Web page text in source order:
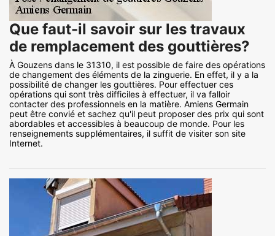
Que faut-il savoir sur les travaux
de remplacement des gouttières?
À Gouzens dans le 31310, il est possible de faire des opérations
de changement des éléments de la zinguerie. En effet, il y a la
possibilité de changer les gouttières. Pour effectuer ces
opérations qui sont très difficiles à effectuer, il va falloir
contacter des professionnels en la matière. Amiens Germain
peut être convié et sachez qu'il peut proposer des prix qui sont
abordables et accessibles à beaucoup de monde. Pour les
renseignements supplémentaires, il suffit de visiter son site
Internet.